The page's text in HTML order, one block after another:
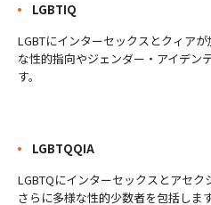
LGBTIQ
LGBTにインターセックスとクィア
な性的指向やジェンダー・アイデン
す。
LGBTQQIA
LGBTQにインターセックスとアセク
さらに多様な性的少数者を包括します